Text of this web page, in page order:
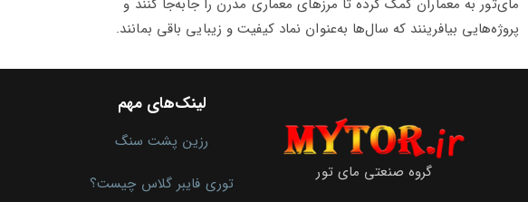
مای‌تور به معماران کمک کرده تا مرزهای معماری مدرن را جابه‌جا کنند و
پروژه‌هایی بیافرینند که سال‌ها به‌عنوان نماد کیفیت و زیبایی باقی بمانند.
گروه صنعتی مای تور
لینک‌های مهم
رزین پشت سنگ
توری فایبر گلاس چیست؟